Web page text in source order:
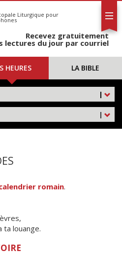
Liturgique pour
Recevez gratuitement
lectures du jour par courriel
HEURES LA BIBLE
|
|
romain.
ta louange.